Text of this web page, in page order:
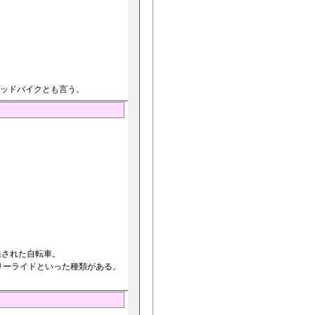
ドバイクとも言う。
れた自転車。
ライドといった種類がある。